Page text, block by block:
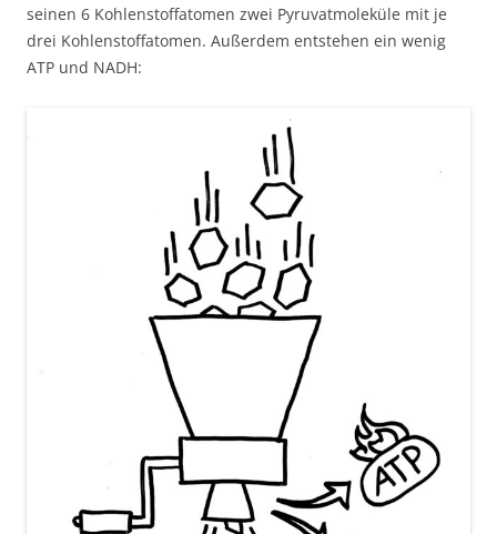
seinen 6 Kohlenstoffatomen zwei Pyruvatmoleküle mit je
drei Kohlenstoffatomen. Außerdem entstehen ein wenig
ATP und NADH: